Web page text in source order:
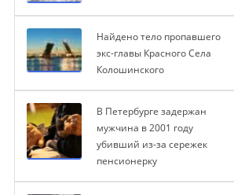
Найдено тело пропавшего
экс-главы Красного Села
Колошинского
В Петербурге задержан
мужчина в 2001 году
убивший из-за сережек
пенсионерку